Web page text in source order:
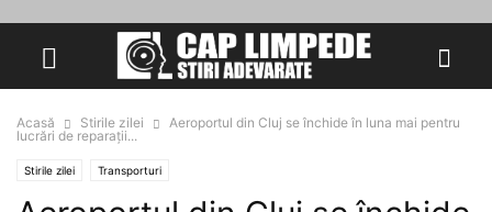
Acasă Stirile zilei
Aeroportul din Cluj se închide în luna mai pentru
lucrări de reparaţii...
Stirile zilei Transporturi